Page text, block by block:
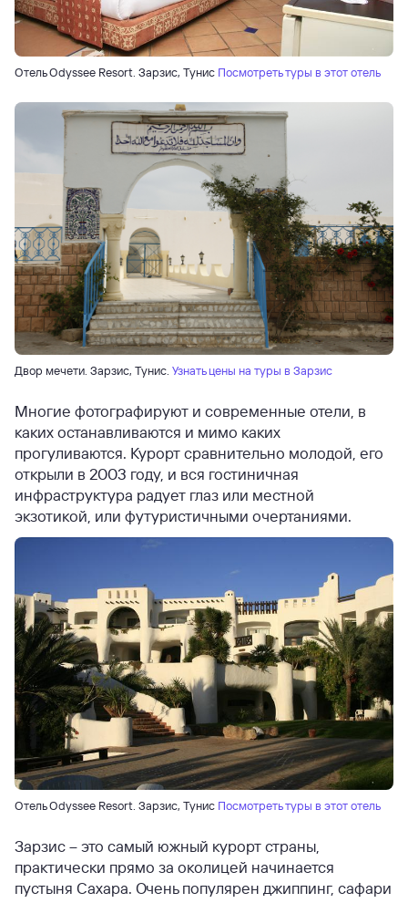
Отель Odyssee Resort. Зарзис, Тунис Посмотреть туры в этот отель
Двор мечети. Зарзис, Тунис. Узнать цены на туры в Зарзис
Многие фотографируют и современные отели, в
каких останавливаются и мимо каких
прогуливаются. Курорт сравнительно молодой, его
открыли в 2003 году, и вся гостиничная
инфраструктура радует глаз или местной
экзотикой, или футуристичными очертаниями.
Отель Odyssee Resort. Зарзис, Тунис Посмотреть туры в этот отель
Зарзис – это самый южный курорт страны,
практически прямо за околицей начинается
пустыня Сахара. Очень популярен джиппинг, сафари